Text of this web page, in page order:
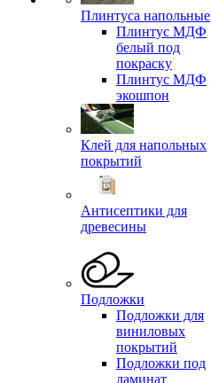
Плинтуса напольные
Плинтус МДФ
белый под
покраску
Плинтус МДФ
экошпон
Клей для напольных
покрытий
Антисептики для
древесины
Подложки
Подложки для
виниловых
покрытий
Подложки под
ламинат